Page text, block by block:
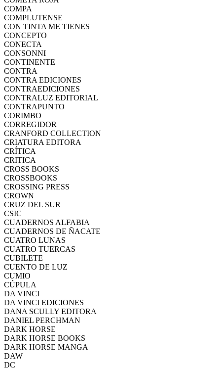
COMPA
COMPLUTENSE
CON TINTA ME TIENES
CONCEPTO
CONECTA
CONSONNI
CONTINENTE
CONTRA
CONTRA EDICIONES
CONTRAEDICIONES
CONTRALUZ EDITORIAL
CONTRAPUNTO
CORIMBO
CORREGIDOR
CRANFORD COLLECTION
CRIATURA EDITORA
CRÍTICA
CRITICA
CROSS BOOKS
CROSSBOOKS
CROSSING PRESS
CROWN
CRUZ DEL SUR
CSIC
CUADERNOS ALFABIA
CUADERNOS DE ÑACATE
CUATRO LUNAS
CUATRO TUERCAS
CUBILETE
CUENTO DE LUZ
CUMIO
CÚPULA
DA VINCI
DA VINCI EDICIONES
DANA SCULLY EDITORA
DANIEL PERCHMAN
DARK HORSE
DARK HORSE BOOKS
DARK HORSE MANGA
DAW
DC